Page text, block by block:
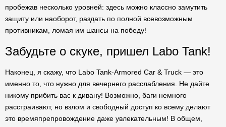
пробежав несколько уровней: здесь можно классно замутить
защиту или наоборот, раздать по полной всевозможным
противникам, ломая им шансы на победу!
Забудьте о скуке, пришел Labo Tank!
Наконец, я скажу, что Labo Tank-Armored Car & Truck — это
именно то, что нужно для вечернего расслабления. Не дайте
никому прибить вас к дивану! Возможно, баги немного
расстраивают, но взлом и свободный доступ ко всему делают
это времяпрепровождение даже увлекательным! В общем,